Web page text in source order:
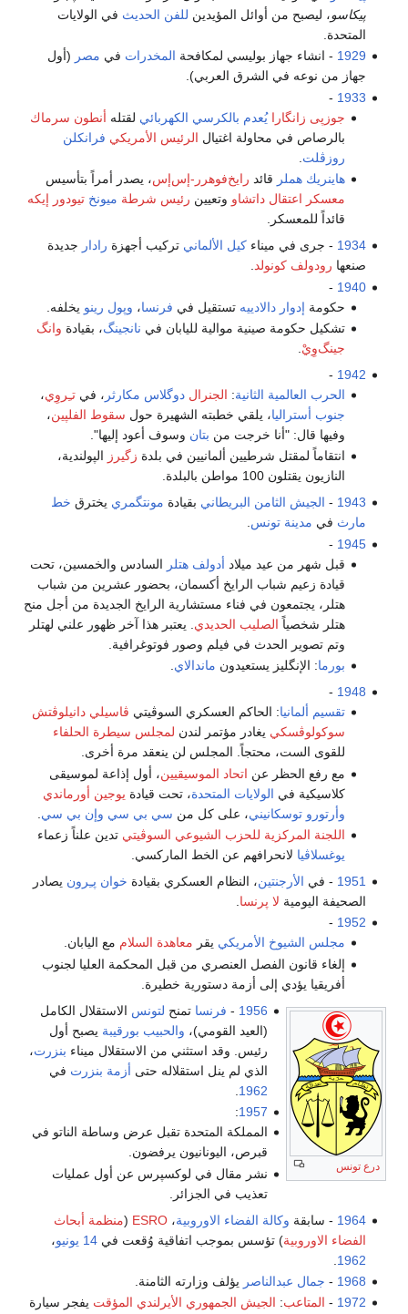
پيكاسو، ليصبح من أوائل المؤيدين للفن الحديث في الولايات
المتحدة.
1929 - انشاء جهاز بوليسي لمكافحة المخدرات في مصر (أول
جهاز من نوعه في الشرق العربي).
1933
-
جوزپى زانگارا يُعدم بالكرسي الكهربائي لقتله أنطون سرماك
بالرصاص في محاولة اغتيال الرئيس الأمريكي فرانكلن
روزڤلت
هاينريك هملر قائد رايخ‌فوهرر-إس‌إس، يصدر أمراً بتأسيس
معسكر اعتقال داتشاو وتعيين رئيس شرطة ميونخ تيودور إيكه
قائداً للمعسكر.
1934 - جرى في ميناءكيل الألماني تركيب أجهزة رادار جديدة
صنعها رودولف كونولد.
1940
-
حكومة إدوار دالادييه تستقيل في فرنسا، وپول رينو يخلفه.
تشكيل حكومة صينية موالية لليابان في نانجينگ، بقيادة وانگ
جينگ‌وِيْ
1942
-
الحرب العالمية الثانية: الجنرال دوگلاس مكارثر ، في تـِروِي،
جنوب أستراليا، يلقي خطبته الشهيرة حول سقوط الفلپين،
وفيها قال: "أنا خرجت من بتان وسوف أعود إليها".
انتقاماً لمقتل شرطيين ألمانيين في بلدة زگيرز الپولندية،
النازيون يقتلون 100 مواطن بالبلدة.
1943
- الجيش الثامن البريطاني بقيادة مونتگمري يخترق خط
مارث في مدينة تونس.
1945
-
قبل شهر من عيد ميلاد أدولف هتلر السادس والخمسين، تحت
قيادة زعيم شباب الرايخ أكسمان، بحضور عشرين من شباب
هتلر، يجتمعون في فناء مستشارية الرايخ الجديدة من أجل منح
هتلر شخصياً الصليب الحديدي . يعتبر هذا آخر ظهور علني لهتلر
وتم تصوير الحدث في فيلم وصور فوتوغرافية.
بورما: الإنگليز يستعيدون ماندالاي
1948
-
تقسيم ألمانيا: الحاكم العسكري السوڤيتي ڤاسيلي دانيلوڤتش
سوكولوڤسكي يغادر مؤتمر لندن لمجلس سيطرة الحلفاء
للقوى الست، محتجاً. المجلس لن ينعقد مرة أخرى.
مع رفع الحظر عن اتحاد الموسيقيين، أول إذاعة لموسيقى
كلاسيكية في الولايات المتحدة، تحت قيادة يوجين أورماندي
وأرتورو توسكانيني، على كل من سي بي سي وإن بي سي
اللجنة المركزية للحزب الشيوعي السوڤيتي تدين علناً زعماء
يوغسلاڤيا لانحرافهم عن الخط الماركسي.
1951 - في الأرجنتين، النظام العسكري بقيادة خوان پـِرون يصادر
الصحيفة اليومية لا پرنسا
1952
-
مجلس الشيوخ الأمريكي يقر معاهدة السلام مع اليابان.
إلغاء قانون الفصل العنصري من قبل المحكمة العليا لجنوب
أفريقيا يؤدي إلى أزمة دستورية خطيرة.
درع تونس
1956
- فرنسا تمنح لتونس الاستقلال الكامل
(العيد القومي)، والحبيب بورقيبة يصبح أول
رئيس. وقد استثني من الاستقلال ميناء بنزرت،
الذي لم ينل استقلاله حتى أزمة بنزرت في
1962
1957
:
المملكة المتحدة تقبل عرض وساطة الناتو في
قبرص، اليونانيون يرفضون.
نشر مقال في لوكسپرس عن أول عمليات
تعذيب في الجزائر.
1964 - سابقة وكالة الفضاء الاوروبية،ESRO
(منظمة أبحاث
الفضاء الاوروبية) تؤسس بموجب اتفاقية وُقعت في14 يونيو
،
1962
1968
- جمال عبدالناصر يؤلف وزارته الثامنة.
1972
- المتاعب: الجيش الجمهوري الأيرلندي المؤقت يفجر سيارة